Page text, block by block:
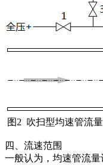
图2 吹扫型均速管流
四、流速范围
一般认为，均速管流